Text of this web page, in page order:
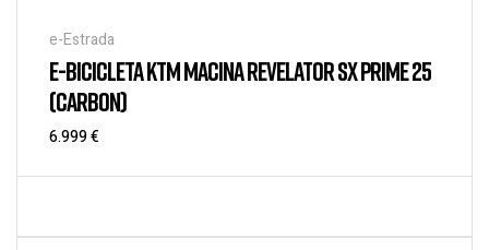
e-Estrada
E-BICICLETA KTM MACINA REVELATOR SX PRIME 25
(CARBON)
6.999€